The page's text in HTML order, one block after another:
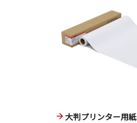
大判プリンター用紙